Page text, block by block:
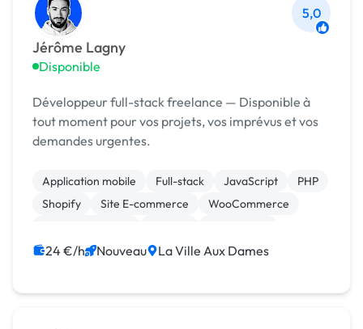
Jérôme Lagny
Disponible
5,0
Développeur full-stack freelance — Disponible à
tout moment pour vos projets, vos imprévus et vos
demandes urgentes.
Application mobile Full-stack JavaScript
PHP
Shopify
Site E-commerce
WooCommerce
24 €/h Nouveau La Ville Aux Dames